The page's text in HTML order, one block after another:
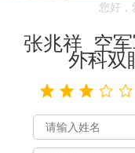
您好
张兆祥_空
外科双